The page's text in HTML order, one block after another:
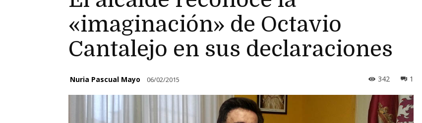
«imaginación» de Octavio
Cantalejo en sus declaraciones
Nuria Pascual Mayo 06/02/2015 1
342